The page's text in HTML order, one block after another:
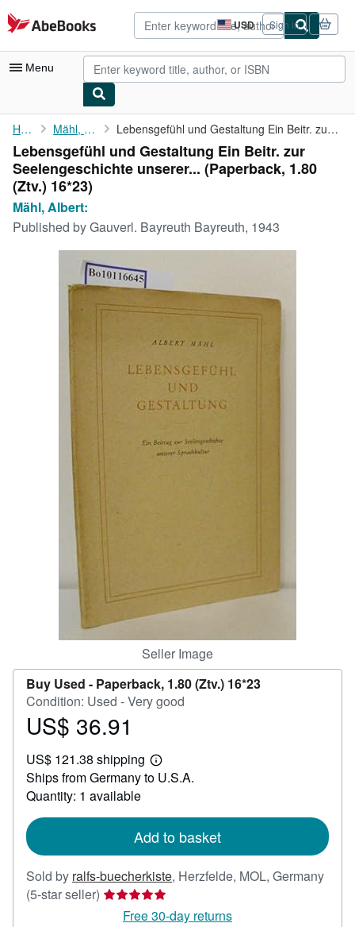
Skip to main content
AbeBooks.com USD
Site
shopping
preferences
Sign in
Menu
My Account
My Purchases
Advanced Search
Browse Collections
Art & Collectibles
Start Selling
CLOSE
Home Mähl, Albert: Lebensgefühl und Gestaltung Ein Beitr. zur Seelengeschichte ...
Lebensgefühl und Gestaltung Ein Beitr. zur
Seelengeschichte unserer... (Paperback, 1.80
(Ztv.) 16*23)
Mähl, Albert:
Published byGauverl. Bayreuth Bayreuth, 1943
Seller Image
Buy Used - Paperback, 1.80 (Ztv.) 16*23
Condition: Used - Very good
Price
36.91
US$ 36.91
US$ 121.38 shipping
Learn
more
Ships from Germany to U.S.A.
Quantity: 1 available
Add to basket
Sold by ralfs-buecherkiste, Herzfelde, MOL, Germany
(5-star seller) Seller
ratingFree 30-day returns